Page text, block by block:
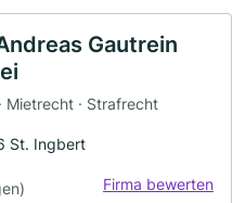
Gautrein
Mietrecht · Strafrecht
St. Ingbert
Firma bewerten